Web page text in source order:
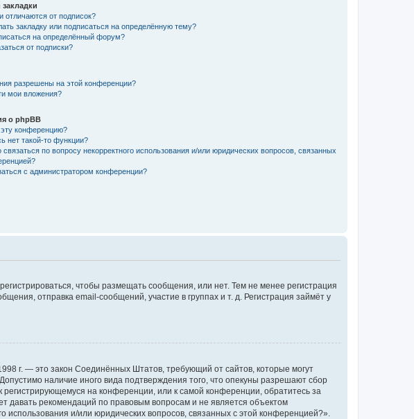
отличаются от подписок?
закладку или подписаться на определённую тему?
на определённый форум?
от подписки?
разрешены на этой конференции?
мои вложения?
о phpBB
эту конференцию?
нет такой-то функции?
по вопросу некорректного использования и/или юридических вопросов, связанных
с администратором конференции?
чтобы размещать сообщения, или нет. Тем не менее регистрация
отправка email-сообщений, участие в группах и т. д. Регистрация займёт у
г. — это закон Соединённых Штатов, требующий от сайтов, которые могут
наличие иного вида подтверждения того, что опекуны разрешают сбор
на конференции, или к самой конференции, обратитесь за
давать рекомендаций по правовым вопросам и не является объектом
использования и/или юридических вопросов, связанных с этой конференцией?».